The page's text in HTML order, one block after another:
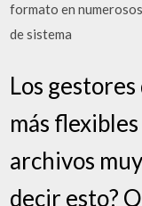
formato en
de sistema
Los
más
archivos
decir esto?